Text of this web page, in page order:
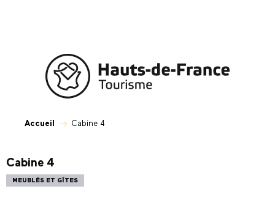
Accueil Cabine 4
Cabine 4
MEUBLÉS ET GÎTES